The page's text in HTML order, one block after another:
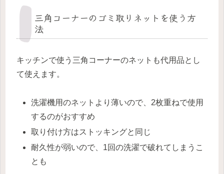
三角コーナーのゴミ取りネットを使う方
法
キッチンで使う三角コーナーのネットも代用品とし
て使えます。
洗濯機用のネットより薄いので、2枚重ねで使用
するのがおすすめ
取り付け方はストッキングと同じ
耐久性が弱いので、1回の洗濯で破れてしまうこ
とも